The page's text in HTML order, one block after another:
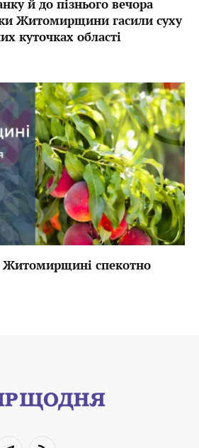
й до пізнього вечора
Житомирщини гасили суху
куточках області
Житомирщині спекотно